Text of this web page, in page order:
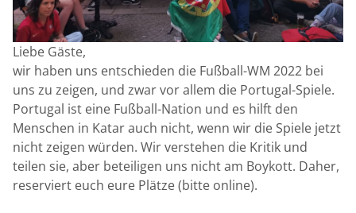
Liebe Gäste,
wir haben uns entschieden die Fußball-WM 2022 bei
uns zu zeigen, und zwar vor allem die Portugal-Spiele.
Portugal ist eine Fußball-Nation und es hilft den
Menschen in Katar auch nicht, wenn wir die Spiele jetzt
nicht zeigen würden. Wir verstehen die Kritik und
teilen sie, aber beteiligen uns nicht am Boykott. Daher,
reserviert euch eure Plätze (bitte online).